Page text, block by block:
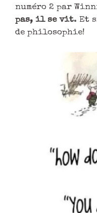
numéro 2 par
pas, il se vit. Et
de philosophie!